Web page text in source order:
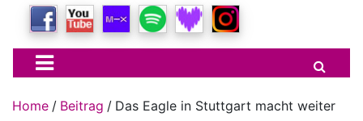
Home Beitrag Das Eagle in Stuttgart macht weiter